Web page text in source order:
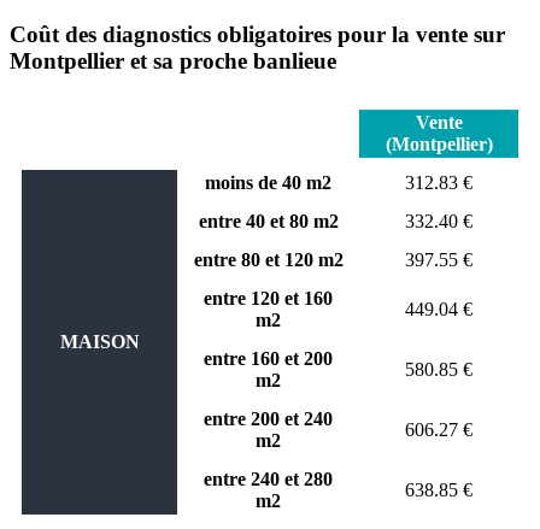
Coût des diagnostics obligatoires pour la vente sur
Montpellier et sa proche banlieue
Vente
(Montpellier)
MAISON
moins de 40 m2
312.83 €
entre 40 et 80 m2
332.40 €
entre 80 et 120 m2
397.55 €
entre 120 et 160
m2
449.04 €
entre 160 et 200
m2
580.85 €
entre 200 et 240
m2
606.27 €
entre 240 et 280
m2
638.85 €